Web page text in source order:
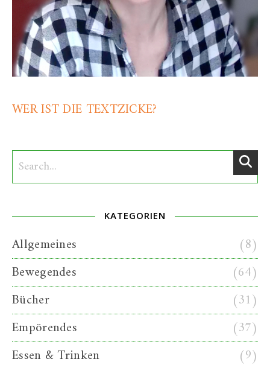
WER IST DIE TEXTZICKE?
KATEGORIEN
Allgemeines
(8)
Bewegendes
(64)
Bücher
(31)
Empörendes
(37)
Essen & Trinken
(9)